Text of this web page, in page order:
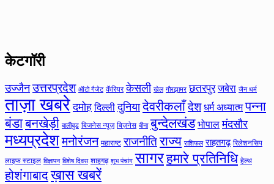
केटगॉरी
उज्जैन उत्तरप्रदेश ऑटो गैजेट कॅरियर केसली खेल गौरझामर छतरपुर जबेरा जैन धर्म
ताज़ा खबरे दमोह दिल्ली दुनिया देवरीकलाँदेश धर्म अध्यात्म पन्ना
बंडाबनखेड़ी बालीबुड बिजनेस न्यूज़ बिज़नेस बीना बुन्देलखंड भोपाल मंदसौर
मध्यप्रदेशमनोरंजन महाराष्ट राजनीतिराज्य राशिफल राहतगढ़ रिलेशनसिप
लाइफ स्टाइल विज्ञापन विशेष दिवस शाहगढ़ शुभ पंचांग सागरहमारे प्रतिनिधि हेल्थ
होशंगाबादख़ास खबरें